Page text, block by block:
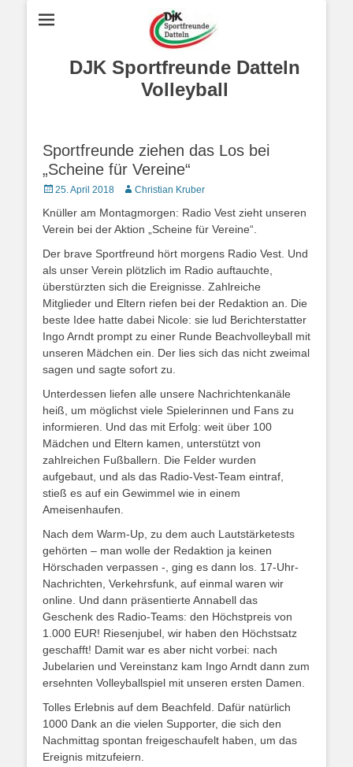
DJK Sportfreunde Datteln
Volleyball
Sportfreunde ziehen das Los bei
„Scheine für Vereine“
Posted
25. April 2018 AutorChristian Kruber
Knüller am Montagmorgen: Radio Vest zieht unseren
Verein bei der Aktion „Scheine für Vereine“.
Der brave Sportfreund hört morgens Radio Vest. Und
als unser Verein plötzlich im Radio auftauchte,
überstürzten sich die Ereignisse. Zahlreiche
Mitglieder und Eltern riefen bei der Redaktion an. Die
beste Idee hatte dabei Nicole: sie lud Berichterstatter
Ingo Arndt prompt zu einer Runde Beachvolleyball mit
unseren Mädchen ein. Der lies sich das nicht zweimal
sagen und sagte sofort zu.
Unterdessen liefen alle unsere Nachrichtenkanäle
heiß, um möglichst viele Spielerinnen und Fans zu
informieren. Und das mit Erfolg: weit über 100
Mädchen und Eltern kamen, unterstützt von
zahlreichen Fußballern. Die Felder wurden
aufgebaut, und als das Radio-Vest-Team eintraf,
stieß es auf ein Gewimmel wie in einem
Ameisenhaufen.
Nach dem Warm-Up, zu dem auch Lautstärketests
gehörten – man wolle der Redaktion ja keinen
Hörschaden verpassen -, ging es dann los. 17-Uhr-
Nachrichten, Verkehrsfunk, auf einmal waren wir
online. Und dann präsentierte Annabell das
Geschenk des Radio-Teams: den Höchstpreis von
1.000 EUR! Riesenjubel, wir haben den Höchstsatz
geschafft! Damit war es aber nicht vorbei: nach
Jubelarien und Vereinstanz kam Ingo Arndt dann zum
ersehnten Volleyballspiel mit unseren ersten Damen.
Tolles Erlebnis auf dem Beachfeld. Dafür natürlich
1000 Dank an die vielen Supporter, die sich den
Nachmittag spontan freigeschaufelt haben, um das
Ereignis mitzufeiern.